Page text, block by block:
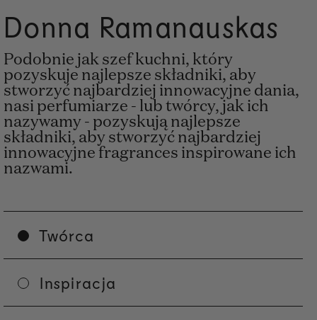
Donna Ramanauskas
Podobnie jak szef kuchni, który
pozyskuje najlepsze składniki, aby
stworzyć najbardziej innowacyjne dania,
nasi perfumiarze - lub twórcy, jak ich
nazywamy - pozyskują najlepsze
składniki, aby stworzyć najbardziej
innowacyjne fragrances inspirowane ich
nazwami.
Twórca
Inspiracja